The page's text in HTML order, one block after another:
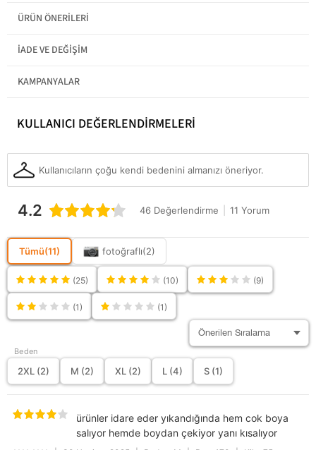
Okula Dönüş
Cep
Materyal
%100 Pamuk
Bel
Normal Bel
Baskı / Nakış
Tekniği
Baskısız
Parça Sayısı
1
Kullanım Alanı
Günlük
Kalınlık
Orta
Kumaş Tipi
Dokuma
Boy / Ölçü
Standart
Cinsiyet
Ürün İçeriği
%100 Pamuk
Kategori
Pantolon
Ürün Detayı
Lastikli Bel Cepli
Geniş Paça
ÜRÜN ÖNERILERI
İADE VE DEĞIŞIM
KAMPANYALAR
KULLANICI DEĞERLENDİRMELERİ
Kullanıcıların çoğu kendi bedenini almanızı öneriyor.
4.2 46 Değerlendirme 11 Yorum
Tümü(11) fotoğraflı(2)
(25) (10) (9)
(1) (1)
Beden
2XL (2) M (2) XL (2) L (4) S (1)
ürünler idare eder yıkandığında hem cok boya
salıyor hemde boydan çekiyor yanı kısalıyor